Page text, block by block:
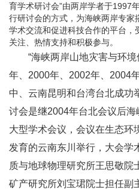
育学术研讨会”由两岸学者于1997
行研讨会的方式，为海峡两岸专家
学术交流和促进科技合作的平台，
关注、热情支持和积极参与。
“海峡两岸山地灾害与环境
年、2000年、2002年、2004
中、云南昆明和台湾台北成功
讨会是继2004年台北会议后
大型学术会议，会议在生态环
发育的云南东川举行，大会学
质与地球物理研究所王思敬院
矿产研究所刘宝珺院士担任副